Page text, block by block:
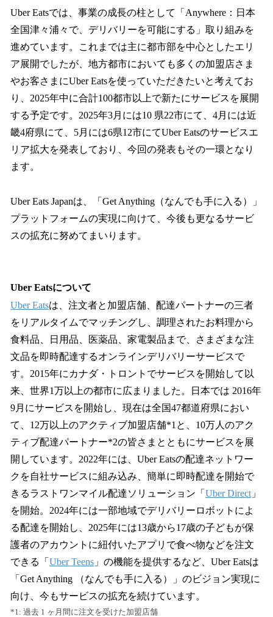
Uber Eatsでは、事業の成長の柱として「Anywhere：日本
全国津々浦々で、デリバリーを可能にする」取り組みを
進めています。これまでは主に都市部を中心としたエリ
ア展開でしたが、地方都市においても多くの加盟店さま
やお客さまにUber Eatsを使っていただきたいと考えてお
り、2025年中に合計100都市以上で新たにサービスを展開
する予定です。2025年3月には10 県22市にて、4月には近
畿4府県にて、5月には6県12市にてUber Eatsのサービスエ
リア拡大を発表しており、今回の発表もその一環となり
ます。
Uber Eats Japanは、「Get Anything（なんでも手に入る）」
プラットフォームの実現に向けて、今後も更なるサービ
スの拡充に努めてまいります。
Uber Eatsについて
Uber Eatsは、注文者と加盟店舗、配達パートナーの三者
をリアルタイムでマッチングし、調理されたお料理から
食料品、日用品、医薬品、家電製品まで、さまざまな注
文品を即時配達するオンラインデリバリーサービスで
す。2015年にカナダ・トロントでサービスを開始して以
来、世界1万以上の都市に広まりました。日本では 2016年
9月にサービスを開始し、現在は全国47都道府県におい
て、12万以上のアクティブ加盟店舗*1と、10万人のアク
ティブ配達パートナー*2の皆さまとともにサービスを展
開しています。2022年には、Uber Eatsの配達ネットワー
クを自社サービスに組み込み、簡単に即時配達を開始で
きるラストワンマイル配達ソリューション「 Uber Direct 」
を開始。2024年には一部地域でデリバリーロボットによ
る配達を開始し、2025年には13歳から17歳の子どもが保
護者のアカウントに紐付いたアプリで食べ物などを注文
できる「 Uber Teens 」の機能を提供するなど、Uber Eatsは
「Get Anything （なんでも手に入る）」のビジョン実現に
向け、今もサービスの拡充を続けています。
*1: 過去 1 ヶ月間に注文を受けた加盟店舗